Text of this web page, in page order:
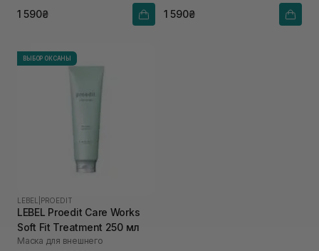
1 590₴ 1 590₴
ВЫБОР ОКСАНЫ
LEBEL PROEDIT
LEBEL Proedit Care Works
Soft Fit Treatment 250 мл
Маска для внешнего